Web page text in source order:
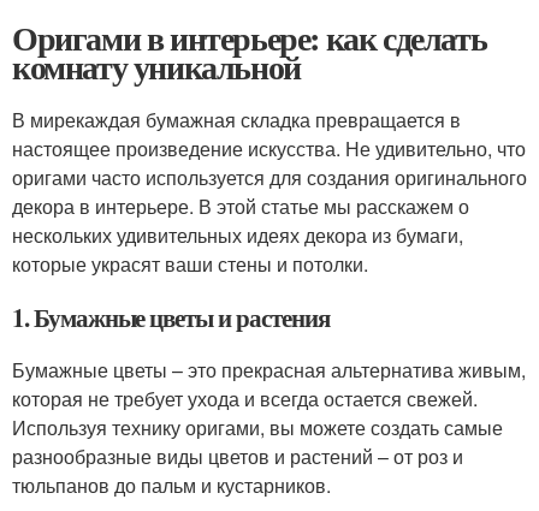
Оригами в интерьере: как сделать
комнату уникальной
В мирекаждая бумажная складка превращается в
настоящее произведение искусства. Не удивительно, что
оригами часто используется для создания оригинального
декора в интерьере. В этой статье мы расскажем о
нескольких удивительных идеях декора из бумаги,
которые украсят ваши стены и потолки.
1. Бумажные цветы и растения
Бумажные цветы – это прекрасная альтернатива живым,
которая не требует ухода и всегда остается свежей.
Используя технику оригами, вы можете создать самые
разнообразные виды цветов и растений – от роз и
тюльпанов до пальм и кустарников.